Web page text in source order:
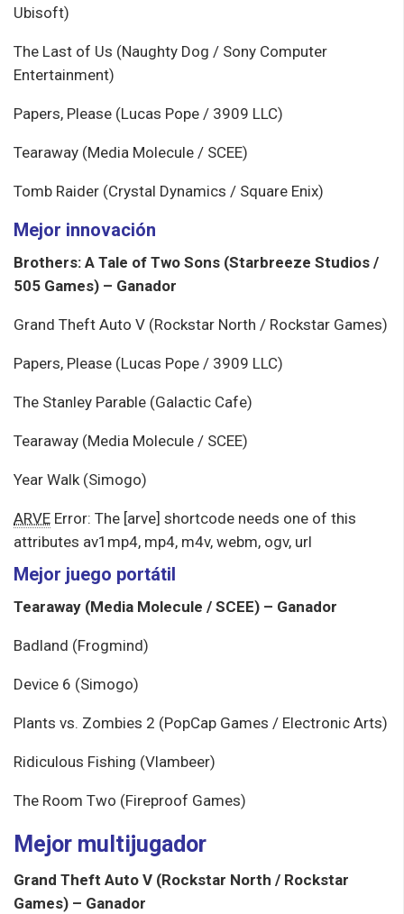
Ubisoft)
The Last of Us (Naughty Dog / Sony Computer
Entertainment)
Papers, Please (Lucas Pope / 3909 LLC)
Tearaway (Media Molecule / SCEE)
Tomb Raider (Crystal Dynamics / Square Enix)
Mejor innovación
Brothers: A Tale of Two Sons (Starbreeze Studios /
505 Games) – Ganador
Grand Theft Auto V (Rockstar North / Rockstar Games)
Papers, Please (Lucas Pope / 3909 LLC)
The Stanley Parable (Galactic Cafe)
Tearaway (Media Molecule / SCEE)
Year Walk (Simogo)
ARVE Error: The [arve] shortcode needs one of this
attributes av1mp4, mp4, m4v, webm, ogv, url
Mejor juego portátil
Tearaway (Media Molecule / SCEE) – Ganador
Badland (Frogmind)
Device 6 (Simogo)
Plants vs. Zombies 2 (PopCap Games / Electronic Arts)
Ridiculous Fishing (Vlambeer)
The Room Two (Fireproof Games)
Mejor multijugador
Grand Theft Auto V (Rockstar North / Rockstar
Games) – Ganador